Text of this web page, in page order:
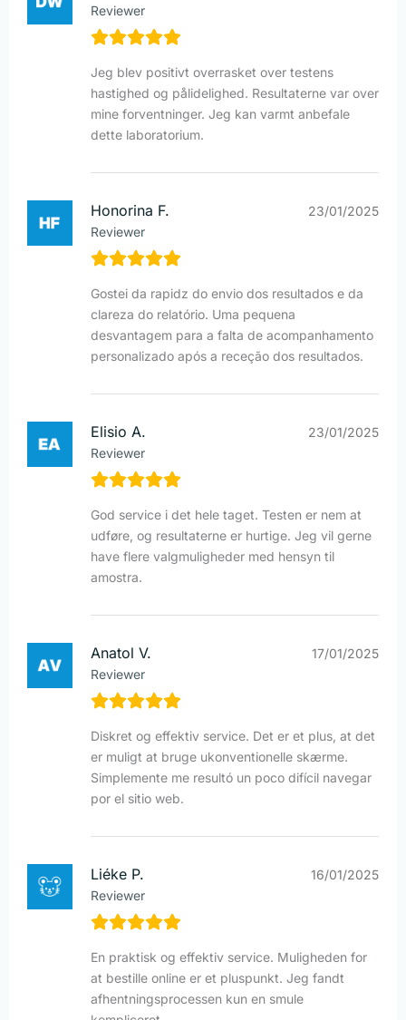
Reviewer
Jeg blev positivt overrasket over testens
hastighed og pålidelighed. Resultaterne var over
mine forventninger. Jeg kan varmt anbefale
dette laboratorium.
Honorina F.
Reviewer
23/01/2025
Gostei da rapidz do envio dos resultados e da
clareza do relatório. Uma pequena
desvantagem para a falta de acompanhamento
personalizado após a receção dos resultados.
Elisio A.
Reviewer
23/01/2025
God service i det hele taget. Testen er nem at
udføre, og resultaterne er hurtige. Jeg vil gerne
have flere valgmuligheder med hensyn til
amostra.
Anatol V.
Reviewer
17/01/2025
Diskret og effektiv service. Det er et plus, at det
er muligt at bruge ukonventionelle skærme.
Simplemente me resultó un poco difícil navegar
por el sitio web.
Liéke P.
Reviewer
16/01/2025
En praktisk og effektiv service. Muligheden for
at bestille online er et pluspunkt. Jeg fandt
afhentningsprocessen kun en smule